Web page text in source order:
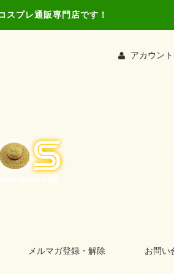
スプレ通販専門店です！
アカウント
メルマガ登録・解除 お問い